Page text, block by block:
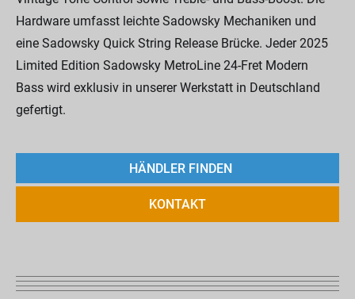
Hardware umfasst leichte Sadowsky Mechaniken und
eine Sadowsky Quick String Release Brücke. Jeder 2025
Limited Edition Sadowsky MetroLine 24-Fret Modern
Bass wird exklusiv in unserer Werkstatt in Deutschland
gefertigt.
HÄNDLER FINDEN
KONTAKT